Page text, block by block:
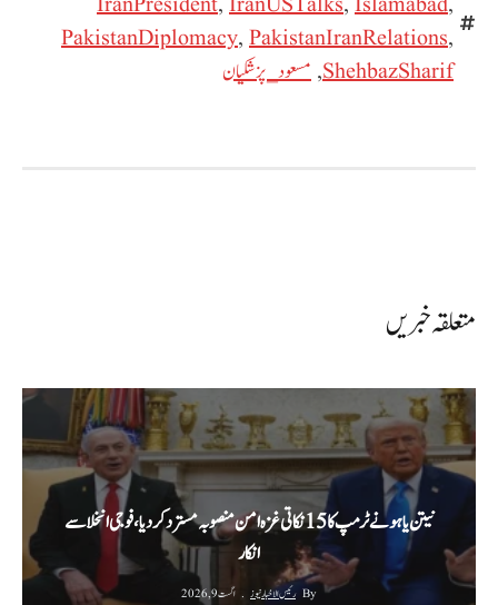
PakistanDiplomacy, PakistanIranRelations,
ShehbazSharif
, مسعود_پزشکیان
متعلقہ خبریں
نیتن یاہو نے ٹرمپ کا 15 نکاتی غزہ امن منصوبہ مسترد کردیا، فوجی انخلا سے
انکار
By رئیس الاخبار نیوز اگست 9, 2026